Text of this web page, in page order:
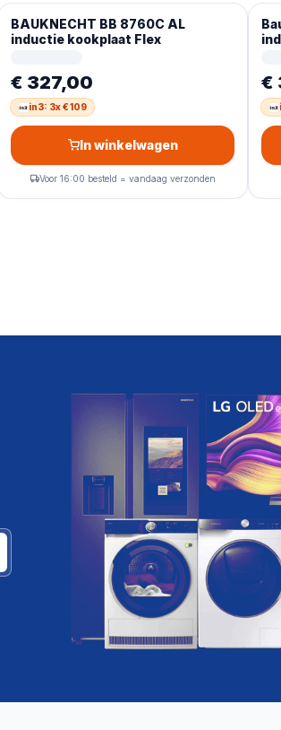
BAUKNECHT BB 8760C AL
inductie kookplaat Flex
€ 327,00
in3: 3x € 109
In winkelwagen
Voor 16:00 besteld = vandaag verzonden
€